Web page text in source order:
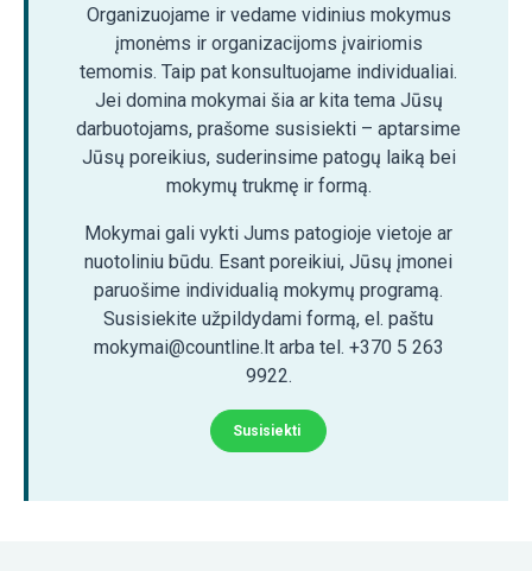
Organizuojame ir vedame vidinius mokymus
įmonėms ir organizacijoms įvairiomis
temomis. Taip pat konsultuojame individualiai.
Jei domina mokymai šia ar kita tema Jūsų
darbuotojams, prašome susisiekti – aptarsime
Jūsų poreikius, suderinsime patogų laiką bei
mokymų trukmę ir formą.
Mokymai gali vykti Jums patogioje vietoje ar
nuotoliniu būdu. Esant poreikiui, Jūsų įmonei
paruošime individualią mokymų programą.
Susisiekite užpildydami formą, el. paštu
mokymai@countline.lt arba tel. +370 5 263
9922.
Susisiekti